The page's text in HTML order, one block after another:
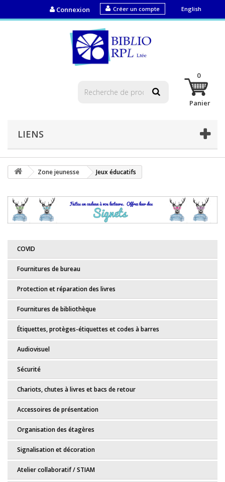
English
Créer un compte
Connexion
0
Panier
LIENS
Zone jeunesse Jeux éducatifs
COVID
Fournitures de bureau
Protection et réparation des livres
Fournitures de bibliothèque
Étiquettes, protèges-étiquettes et codes à barres
Audiovisuel
Sécurité
Chariots, chutes à livres et bacs de retour
Accessoires de présentation
Organisation des étagères
Signalisation et décoration
Atelier collaboratif / STIAM